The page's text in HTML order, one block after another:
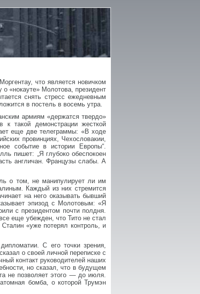
что является новичком
«нокауте» Молотова, президент
снять стресс ежедневным
в постель в восемь утра.
армиям «держатся твердо»
такой демонстрации жесткой
еще две телеграммы: «В ходе
провинциях, Чехословакии,
событие в истории Европы“.
пишет: „Я глубоко обеспокоен
англичан. Французы слабы. А
о том, не манипулирует ли им
Каждый из них стремится
на него оказывать бывший
эпизод с Молотовым: «Я
с президентом почти полдня.
еще убежден, что Тито не стал
«уже потерял контроль, и
С его точки зрения,
о своей личной переписке с
контакт руководителей наших
но сказал, что в будущем
не позволяет этого — до июля.
бомба, о которой Трумэн